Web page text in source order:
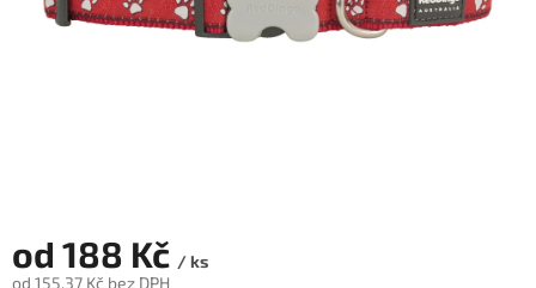
od 188 Kč / ks
od 155,37 Kč bez DPH